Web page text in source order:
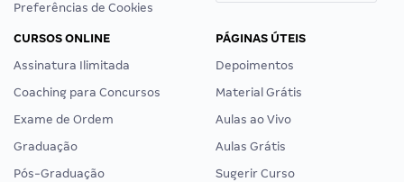
Preferências de Cookies
CURSOS ONLINE
Assinatura Ilimitada
Coaching para Concursos
Exame de Ordem
Graduação
Pós-Graduação
PÁGINAS ÚTEIS
Depoimentos
Material Grátis
Aulas ao Vivo
Aulas Grátis
Sugerir Curso